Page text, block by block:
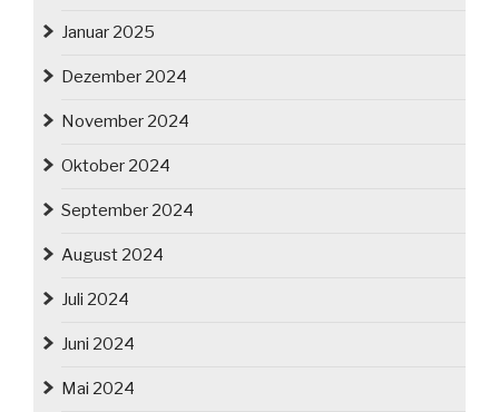
Januar 2025
Dezember 2024
November 2024
Oktober 2024
September 2024
August 2024
Juli 2024
Juni 2024
Mai 2024